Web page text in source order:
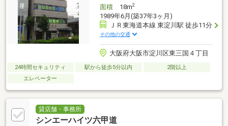
面積18m2
1989年6月(築37年3ヶ月)
ＪＲ東海道本線 東淀川駅 徒歩11分
その他の交通
大阪府大阪市淀川区東三国４丁目
24時間セキュリティ 駅から徒歩5分以内
2階以上
エレベーター
貸店舗・事務所
シンエーハイツ六甲道